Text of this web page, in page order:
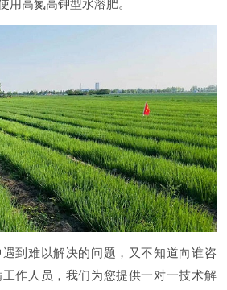
用高氮高钾型水溶肥。
到难以解决的问题，又不知道向谁咨
作人员，我们为您提供一对一技术解